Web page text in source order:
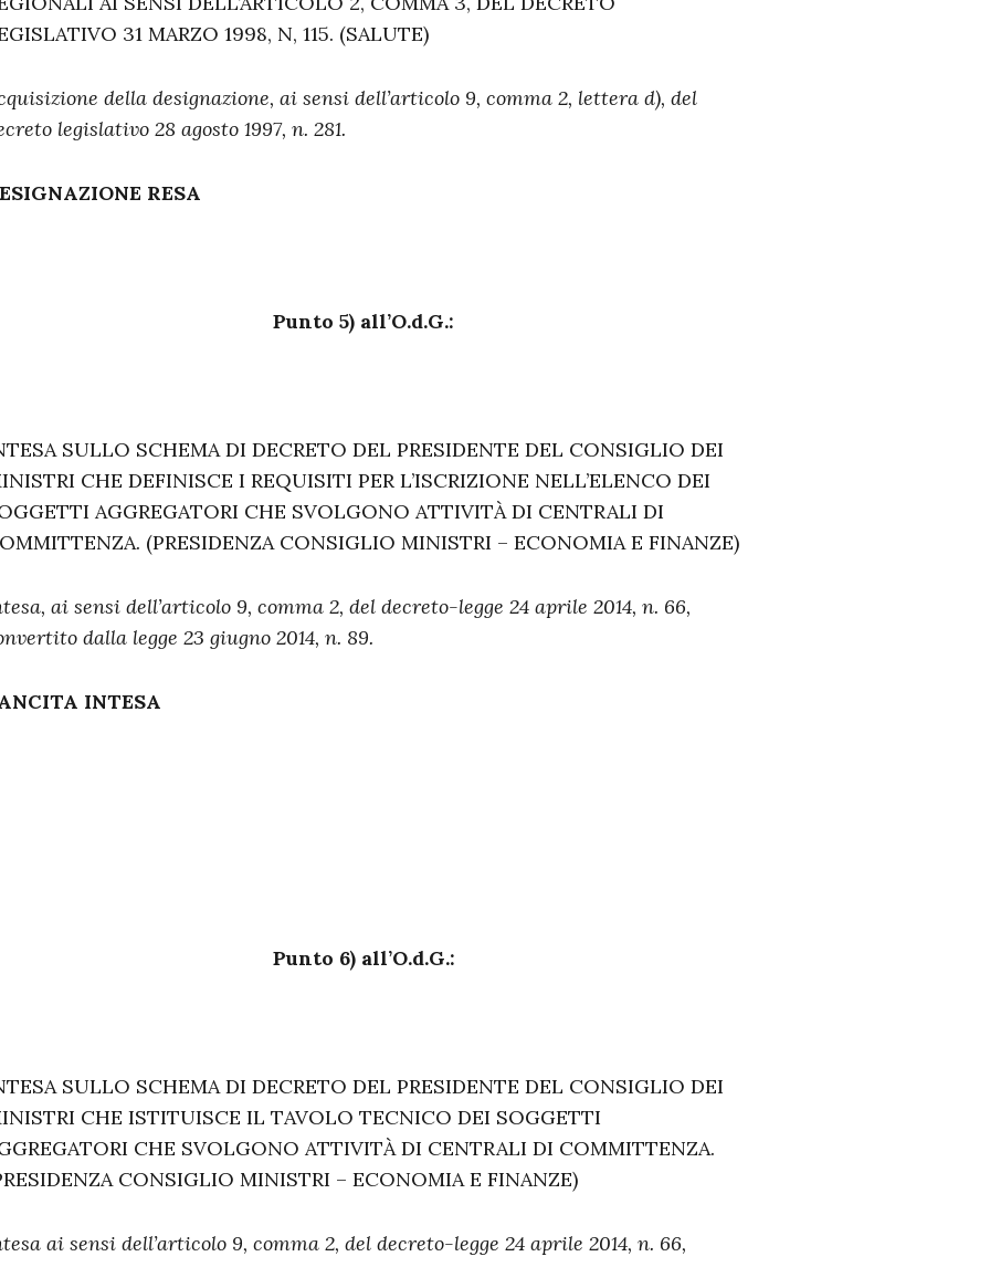
31 MARZO 1998, N, 115. (SALUTE)
della designazione, ai sensi dell’articolo 9, comma 2, lettera d), del
legislativo 28 agosto 1997, n. 281.
RESA
Punto 5) all’O.d.G.:
SULLO SCHEMA DI DECRETO DEL PRESIDENTE DEL CONSIGLIO DEI
CHE DEFINISCE I REQUISITI PER L’ISCRIZIONE NELL’ELENCO DEI
AGGREGATORI CHE SVOLGONO ATTIVITÀ DI CENTRALI DI
(PRESIDENZA CONSIGLIO MINISTRI – ECONOMIA E FINANZE)
ai sensi dell’articolo 9, comma 2, del decreto-legge 24 aprile 2014, n. 66,
dalla legge 23 giugno 2014, n. 89.
INTESA
Punto 6) all’O.d.G.:
SULLO SCHEMA DI DECRETO DEL PRESIDENTE DEL CONSIGLIO DEI
CHE ISTITUISCE IL TAVOLO TECNICO DEI SOGGETTI
CHE SVOLGONO ATTIVITÀ DI CENTRALI DI COMMITTENZA.
CONSIGLIO MINISTRI – ECONOMIA E FINANZE)
ai sensi dell’articolo 9, comma 2, del decreto-legge 24 aprile 2014, n. 66,